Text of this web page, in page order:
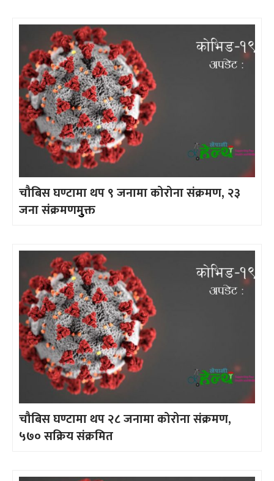
चौबिस घण्टामा थप ९ जनामा कोरोना संक्रमण, २३
जना संक्रमणमुुक्त
चौबिस घण्टामा थप २८ जनामा कोरोना संक्रमण,
५७० सक्रिय संक्रमित